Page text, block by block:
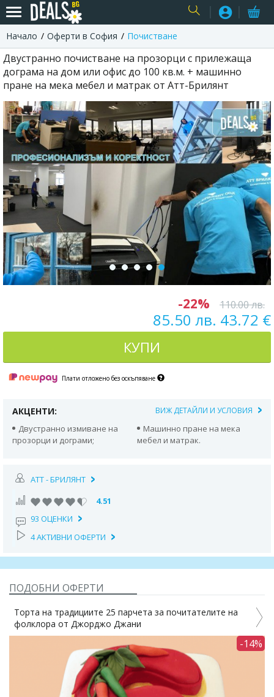
Начало Оферти в София Почистване
Двустранно почистване на прозорци с прилежаща
дограма на дом или офис до 100 кв.м. + машинно
пране на мека мебел и матрак от Атт-Брилянт
-22% 110.00 лв.
85.50 лв. 43.72 €
КУПИ
Плати отложено без оскъпяване
АКЦЕНТИ: ВИЖ ДЕТАЙЛИ И УСЛОВИЯ
Двустранно измиване на
прозорци и дограми;
Машинно пране на мека
мебел и матрак.
АТТ - БРИЛЯНТ
4.51
93 ОЦЕНКИ
4 АКТИВНИ ОФЕРТИ
ПОДОБНИ ОФЕРТИ
Торта на традициите 25 парчета за почитателите на
фолклора от Джорджо Джани
-14%